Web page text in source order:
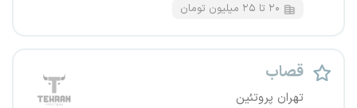
۲۰ تا ۲۵ میلیون تومان
قصاب
تهران پروتئین